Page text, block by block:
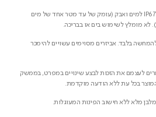
המכשיר בעל דירוג עמידות IP67 למים ואבק (עומק של עד מטר אחד של מים
בלבד. אביזרים מסוימים עשויים להימכר
לעצמם את הזכות לבצע שינויים במפרט, בממשק
מלא ללא חישוב הפינות המעוגלות.